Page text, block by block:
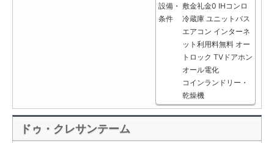
設備・
条件
敷金礼金0 IHコンロ
冷蔵庫 ユニットバス
エアコン インターネ
ット利用料無料 オー
トロック TVドアホン
オール電化
コインランドリー・
乾燥機
ドゥ・クレサンテーム